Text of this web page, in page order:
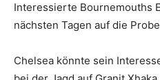
Interessierte Bournemouths
nächsten Tagen auf die
Chelsea könnte sein